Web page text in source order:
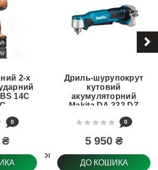
Тип товару
2-х
14C
0
₴
Дриль-шурупокрут
кутовий
акумуляторний
Makita DA 332 DZ
(без акумулятора та
ЗП)
0
5 950 ₴
ДО КОШИКА